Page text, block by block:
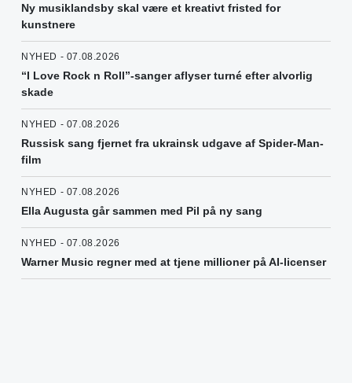
Ny musiklandsby skal være et kreativt fristed for
kunstnere
NYHED - 07.08.2026
“I Love Rock n Roll”-sanger aflyser turné efter alvorlig
skade
NYHED - 07.08.2026
Russisk sang fjernet fra ukrainsk udgave af Spider-Man-
film
NYHED - 07.08.2026
Ella Augusta går sammen med Pil på ny sang
NYHED - 07.08.2026
Warner Music regner med at tjene millioner på AI-licenser